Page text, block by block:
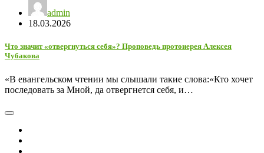
admin
18.03.2026
Что значит «отвергнуться себя»? Проповедь протоиерея Алексея
Чубакова
«В евангельском чтении мы слышали такие слова:«Кто хочет
последовать за Мной, да отвергнется себя, и…